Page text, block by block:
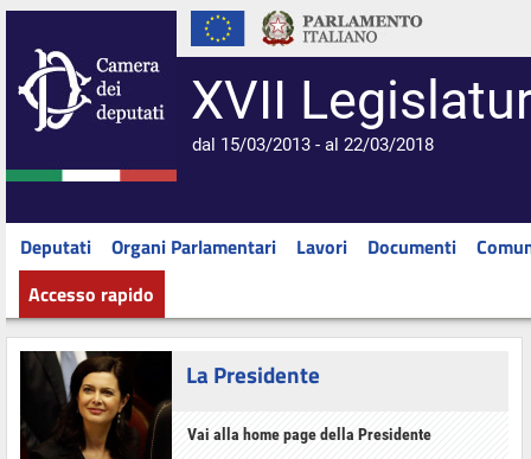
XVII
dal 15/03/2013 - al 22/03/2018
Deputati Organi Parlamentari Lavori Documenti
Accesso rapido
La Presidente
Vai alla home page della Presidente